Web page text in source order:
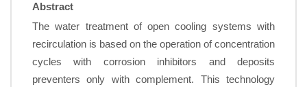
Abstract
The water treatment of open cooling systems with
recirculation is based on the operation of concentration
cycles with corrosion inhibitors and deposits
preventers only with complement. This technology